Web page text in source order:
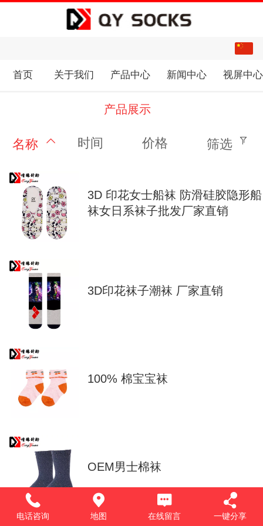
English
首页 关于我们 产品中心 新闻中心 视屏中心
产品展示
名称 时间 价格 筛选
3D 印花女士船袜 防滑硅胶隐形船
袜女日系袜子批发厂家直销
3D印花袜子潮袜 厂家直销
100% 棉宝宝袜
OEM男士棉袜
电话咨询 地图 在线留言 一键分享